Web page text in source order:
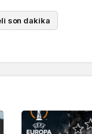
son dakika